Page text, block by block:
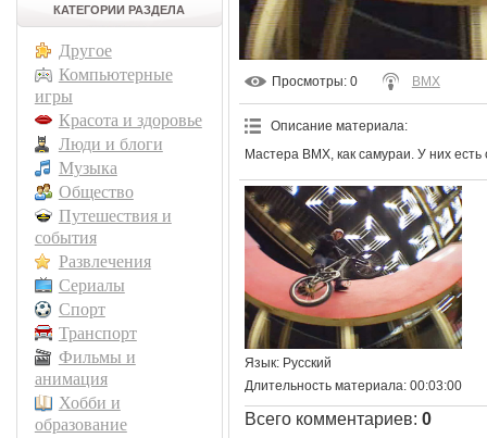
КАТЕГОРИИ РАЗДЕЛА
Другое
Компьютерные
игры
Красота и здоровье
Люди и блоги
Музыка
Общество
Путешествия и
события
Развлечения
Сериалы
Спорт
Транспорт
Фильмы и
анимация
Хобби и
образование
Просмотры: 0 BMX
Описание материала:
Мастера BMX, как самураи. У них есть
Язык: Русский
Длительность материала: 00:03:00
Всего комментариев: 0